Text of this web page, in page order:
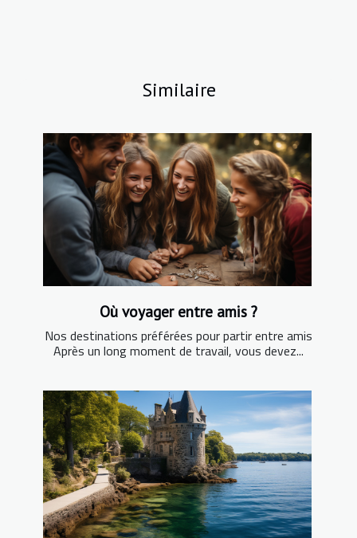
Similaire
Où voyager entre amis ?
Nos destinations préférées pour partir entre amis
Après un long moment de travail, vous devez...